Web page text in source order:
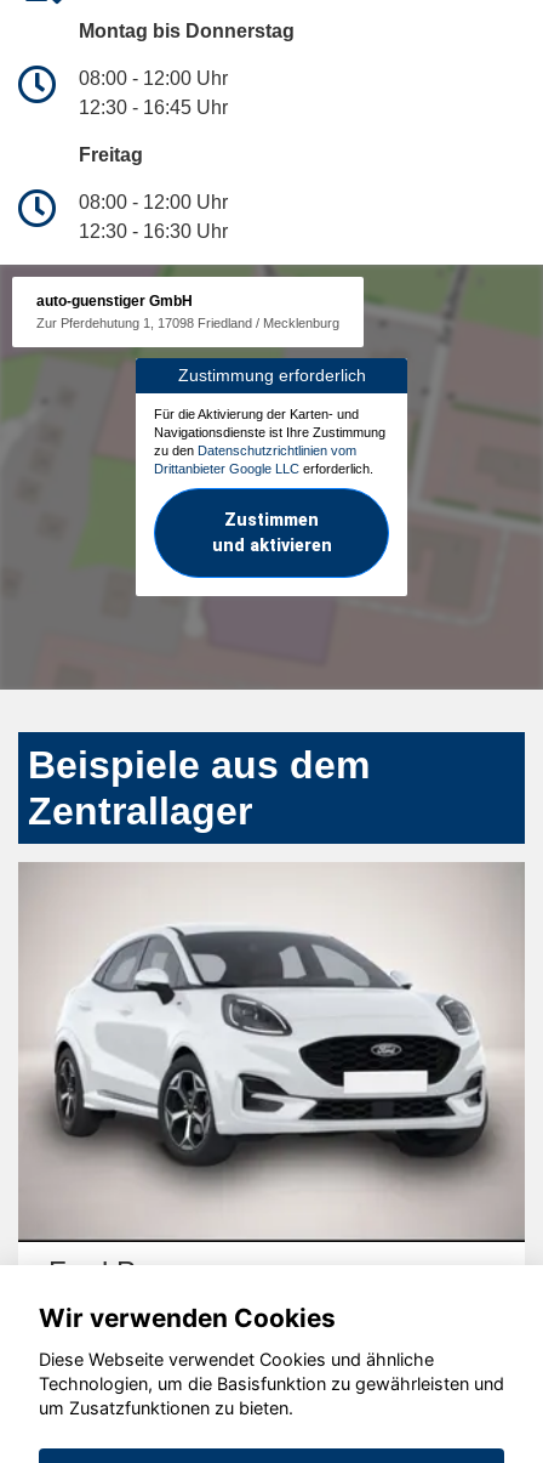
Montag bis Donnerstag
08:00 - 12:00 Uhr
12:30 - 16:45 Uhr
Freitag
08:00 - 12:00 Uhr
12:30 - 16:30 Uhr
auto-guenstiger GmbH
Zur Pferdehutung 1, 17098 Friedland / Mecklenburg
Zustimmung erforderlich
Für die Aktivierung der Karten- und
Navigationsdienste ist Ihre Zustimmung
zu den Datenschutzrichtlinien vom
Drittanbieter Google LLC erforderlich.
Zustimmen
und aktivieren
Beispiele aus dem
Zentrallager
Ford Puma
© konjunkturmotor.de GmbH 2020 - 2026
Wir verwenden Cookies
Diese Webseite verwendet Cookies und ähnliche
Technologien, um die Basisfunktion zu gewährleisten und
um Zusatzfunktionen zu bieten.